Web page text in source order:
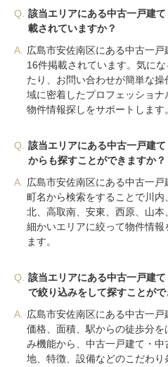
Q.
該当エリアにある中古一戸建
載されていますか？
A.
広島市安佐南区にある中古一戸
16件掲載されています。気に
たり、お問い合わせが簡単な
域に密着したプロフェッショ
物件情報探しをサポートします。
Q.
該当エリアにある中古一戸建
からも探すことができますか？
A.
広島市安佐南区にある中古一戸
町名から検索をすることで川
北、高取南、安東、西原、山
細かいエリアに絞って物件情
ます。
Q.
該当エリアにある中古一戸建
で絞り込みをして探すことがで
A.
広島市安佐南区にある中古一戸
価格、面積、駅からの徒歩分
み機能から、中古一戸建て・
地、特徴、設備などのこだわ